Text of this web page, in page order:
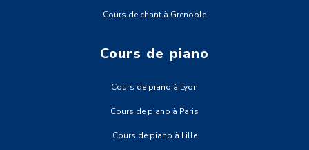
Cours de chant à Grenoble
Cours de piano
Cours de piano à Lyon
Cours de piano à Paris
Cours de piano à Lille